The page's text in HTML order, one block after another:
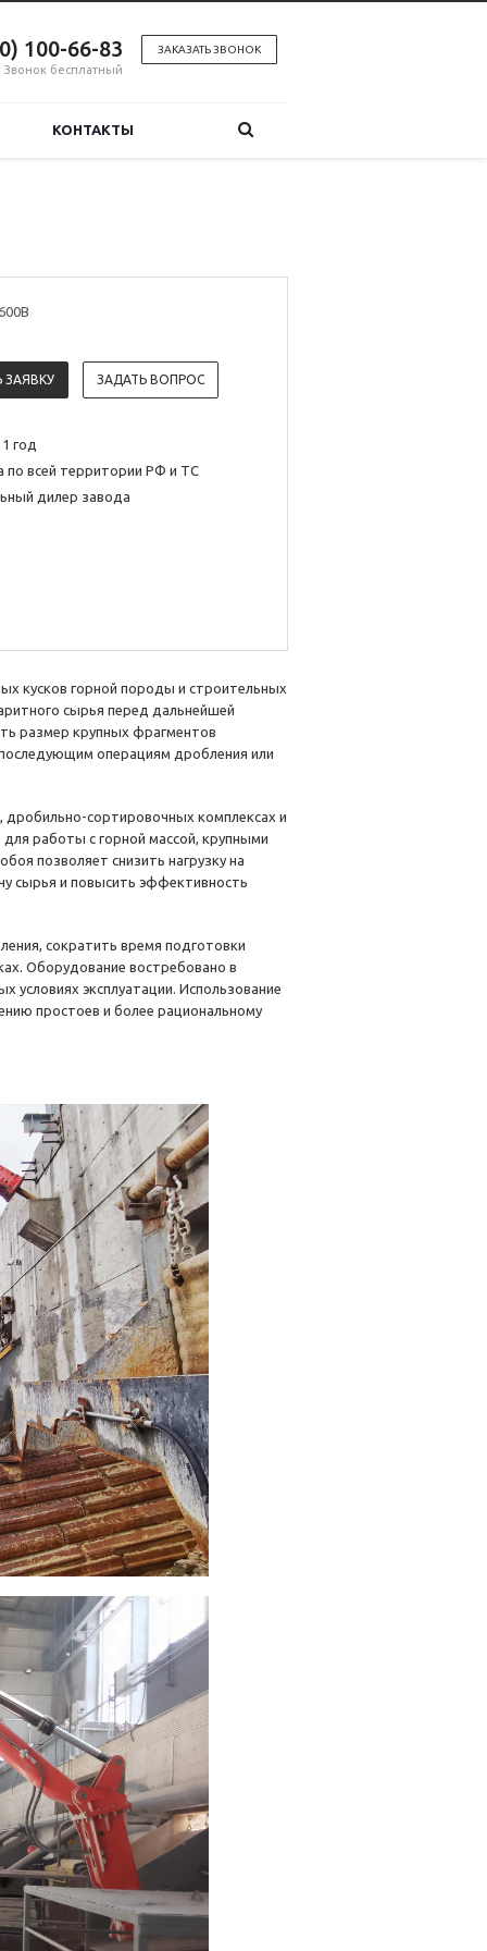
ЗАКАЗАТЬ ЗВОНОК
100-66-83
Звонок бесплатный
КОНТАКТЫ
ЗАЯВКУ ЗАДАТЬ ВОПРОС
год
по всей территории РФ и ТС
дилер завода
кусков горной породы и строительных
сырья перед дальнейшей
размер крупных фрагментов
операциям дробления или
сортировочных комплексах и
работы с горной массой, крупными
позволяет снизить нагрузку на
сырья и повысить эффективность
сократить время подготовки
Оборудование востребовано в
эксплуатации. Использование
простоев и более рациональному